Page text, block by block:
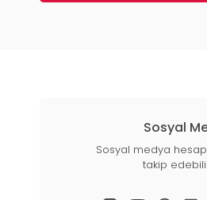
Sosyal
Sosyal medya
takip